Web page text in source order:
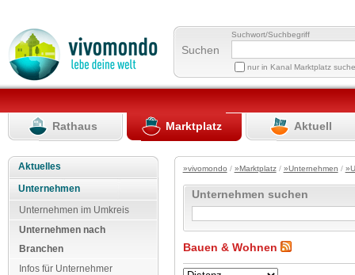
Suchen
Suchwort/Suchbegriff
nur in Kanal Marktplatz
Rathaus Marktplatz Aktuell
Aktuelles
Unternehmen
Unternehmen im Umkreis
Unternehmen nach
Branchen
Infos für Unternehmer
»vivomondo / »Marktplatz/ »Unternehmen /
Unternehmen suchen
Bauen & Wohnen